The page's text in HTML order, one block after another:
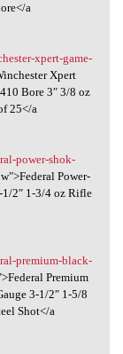
a
xpert-game-
Xpert
Bore 3″ 3/8 oz
25</a
power-shok-
Power-
2″ 1-3/4 oz Rifle
premium-black-
Premium
3-1/2″ 1-5/8
Shot</a